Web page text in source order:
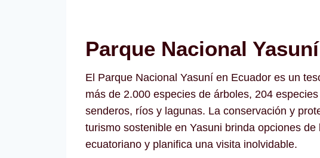
Parque Nacional
El Parque Nacional Yasuní en Ecuador es un
más de 2.000 especies de árboles, 204
senderos, ríos y lagunas. La conservación y
turismo sostenible en Yasuni brinda opciones
ecuatoriano y planifica una visita inolvidable.